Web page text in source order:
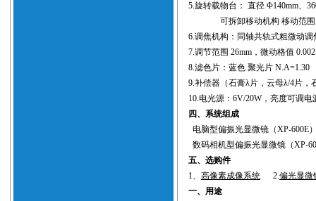
5.旋转载物台： 直径 Φ140mm、
可拆卸移动机构 移动范围：
6.调焦机构：同轴共轨式粗微动调
7.调节范围 26mm，微动格值
8.滤色片：蓝色 聚光片 N.A=1.30
9.补偿器（石膏λ片，云母λ/4片，
10.电光源：6V/20W，亮度可调电
四、系统组成
电脑型偏振光显微镜（XP-600E
数码相机型偏振光显微镜（XP-
五、选购件
1、 高像素成像系统 2.偏光显微
一、用途